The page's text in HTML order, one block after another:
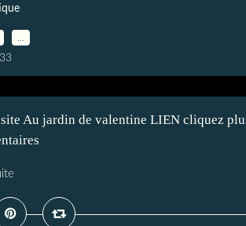
Au jardin de valentine LIEN cliquez